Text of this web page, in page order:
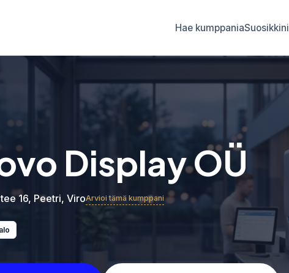
Hae kumppaniaSuosikkini
Display OÜ
16, Peetri, ViroArvioi tämä kumppani